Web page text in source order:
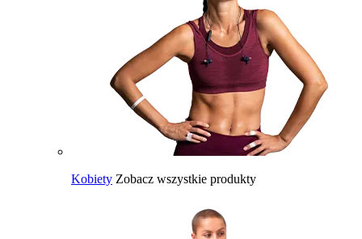
Kobiety Zobacz wszystkie produkty